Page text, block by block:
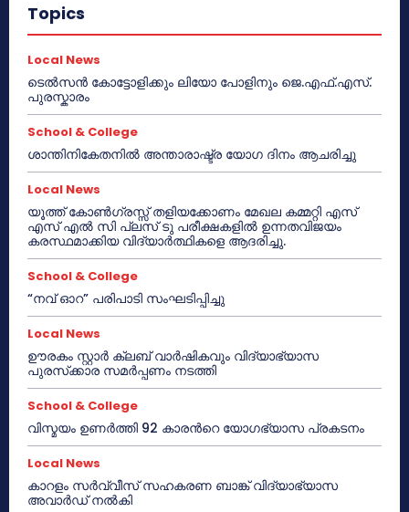
Topics
Local News
ടെൽസൻ കോട്ടോളിക്കും ലിയോ പോളിനും ജെ.എഫ്.എസ്.
പുരസ്കാരം
School & College
ശാന്തിനികേതനിൽ അന്താരാഷ്ട്ര യോഗ ദിനം ആചരിച്ചു
Local News
യൂത്ത് കോൺഗ്രസ്സ് തളിയക്കോണം മേഖല കമ്മറ്റി എസ്
എസ് എൽ സി പ്ലസ് ടു പരീക്ഷകളിൽ ഉന്നതവിജയം
കരസ്ഥമാക്കിയ വിദ്യാർത്ഥികളെ ആദരിച്ചു.
School & College
“നവ് ഓറ” പരിപാടി സംഘടിപ്പിച്ചു
Local News
ഊരകം സ്റ്റാർ ക്ലബ് വാർഷികവും വിദ്യാഭ്യാസ
പുരസ്‌ക്കാര സമർപ്പണം നടത്തി
School & College
വിസ്മയം ഉണർത്തി 92 കാരൻറെ യോഗഭ്യാസ പ്രകടനം
Local News
കാറളം സർവ്വീസ് സഹകരണ ബാങ്ക് വിദ്യാഭ്യാസ
അവാർഡ് നൽകി